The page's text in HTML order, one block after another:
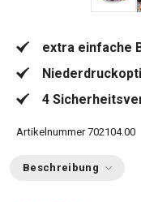
extra einfache
4
Artikelnummer 702104.00
Beschreibung